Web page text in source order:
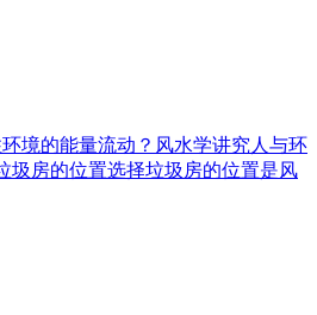
境的能量流动？风水学讲究人与环
圾房的位置选择垃圾房的位置是风